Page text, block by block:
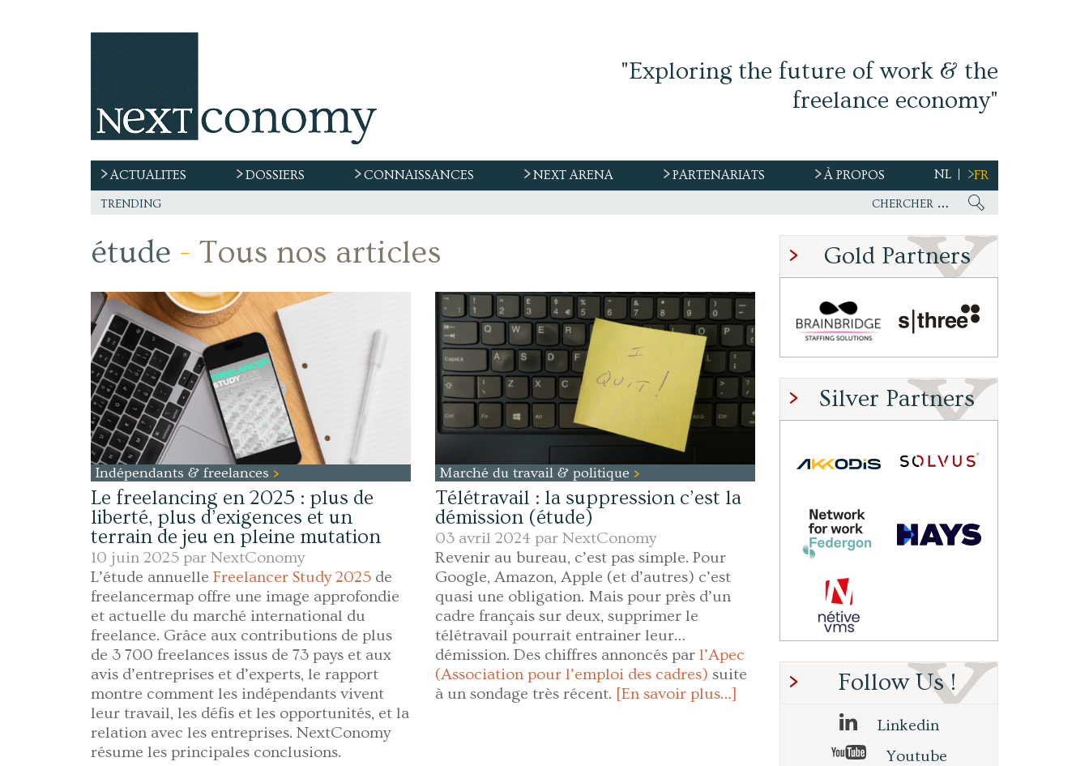
"Exploring the future of work & the
freelance economy"
ACTUALITES DOSSIERS CONNAISSANCES NEXT ARENA PARTENARIATS À PROPOS NL FR
trending
étude - Tous nos articles
Indépendants & freelances
Le freelancing en 2025 : plus de
liberté, plus d’exigences et un
terrain de jeu en pleine mutation
10 juin 2025 par NextConomy
L’étude annuelle Freelancer Study 2025 de
freelancermap offre une image approfondie
et actuelle du marché international du
freelance. Grâce aux contributions de plus
de 3 700 freelances issus de 73 pays et aux
avis d’entreprises et d’experts, le rapport
montre comment les indépendants vivent
leur travail, les défis et les opportunités, et la
relation avec les entreprises. NextConomy
résume les principales conclusions.
Marché du travail & politique
Télétravail : la suppression c’est la
démission (étude)
03 avril 2024 par NextConomy
Revenir au bureau, c’est pas simple. Pour
Google, Amazon, Apple (et d’autres) c’est
quasi une obligation. Mais pour près d’un
cadre français sur deux, supprimer le
télétravail pourrait entrainer leur…
démission. Des chiffres annoncés par l’Apec
(Association pour l’emploi des cadres) suite
à un sondage très récent. [En savoir plus…]
Gold Partners
Silver Partners
Follow Us !
Linkedin
Youtube